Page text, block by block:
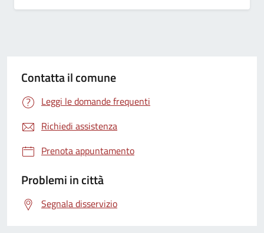
Contatta il comune
Leggi le domande frequenti
Richiedi assistenza
Prenota appuntamento
Problemi in città
Segnala disservizio